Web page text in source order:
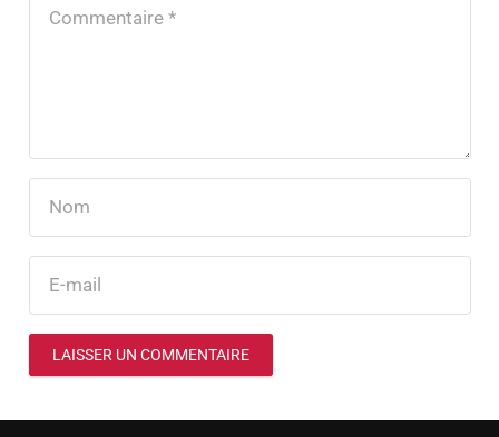
LAISSER UN COMMENTAIRE